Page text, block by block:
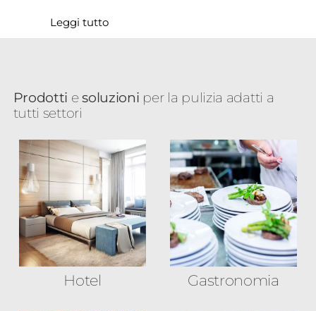
Leggi tutto
Prodotti esoluzioni per la pulizia adatti a
tutti settori
Hotel Gastronomia